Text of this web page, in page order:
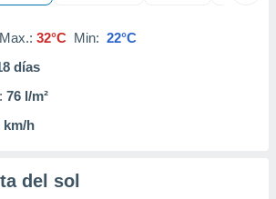
Max.: 32°C Min: 22°C
días
76 l/m²
km/h
del sol